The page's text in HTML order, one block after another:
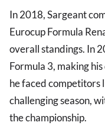
In 2018, Sargeant
Eurocup Formula
overall standings. In
Formula 3, making
he faced competitors
challenging season,
the championship.